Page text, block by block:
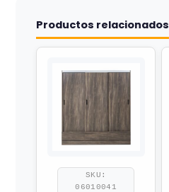
Productos relacionados
SKU:
06010041